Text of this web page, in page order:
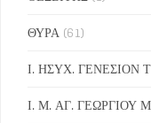
ΘΥΡΑ (61)
Ι. ΗΣΥΧ.
Ι. Μ. ΑΓ. ΓΕΩΡΓΙΟΥ